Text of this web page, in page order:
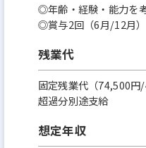
◎年齢・経験・能力を
◎賞与2回（6月/12月）
残業代
固定残業代（74,500円
超過分別途支給
想定年収